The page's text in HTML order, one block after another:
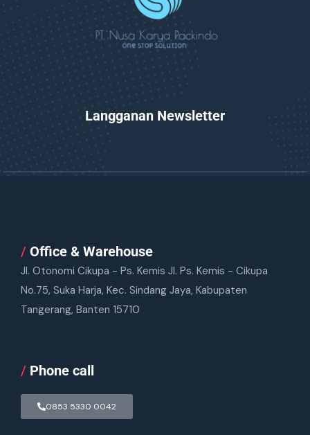
Langganan Newsletter
/ Office & Warehouse
Jl. Otonomi Cikupa - Ps. Kemis Jl. Ps. Kemis - Cikupa
No.75, Suka Harja, Kec. Sindang Jaya, Kabupaten
Tangerang, Banten 15710
/ Phone call
0853 5330 0042